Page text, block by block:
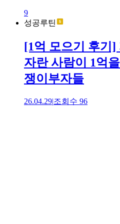
9
성공루틴
[1억 모으기 후기]
자란 사람이 1억
쟁이부자들
26.04.29|조회수 96